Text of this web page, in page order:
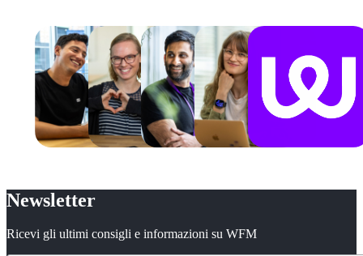
Newsletter
Ricevi gli ultimi consigli e informazioni su WFM